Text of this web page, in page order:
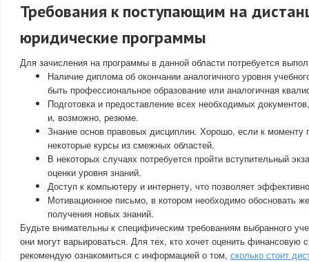
Требования к поступающим на
юридические программы
Для зачисления на программы в данной области потребуется
Наличие диплома об окончании аналогичного уровня
быть профессиональное образование или аналогичная
Подготовка и предоставление всех необходимых
и, возможно, резюме.
Знание основ правовых дисциплин. Хорошо, если к моменту
некоторые курсы из смежных областей.
В некоторых случаях потребуется пройти вступительный
оценки уровня знаний.
Доступ к компьютеру и интернету, что позволяет
Мотивационное письмо, в котором необходимо обосновать
получения новых знаний.
Будьте внимательны к специфическим требованиям выбранного
они могут варьироваться. Для тех, кто хочет оценить финансовую
рекомендую ознакомиться с информацией о том, сколько стоит